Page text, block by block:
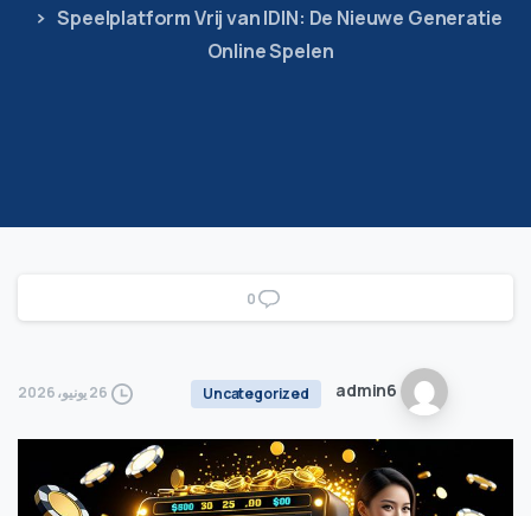
Speelplatform Vrij van IDIN: De Nieuwe Generatie
Online Spelen
0
admin6
Uncategorized 26 يونيو، 2026